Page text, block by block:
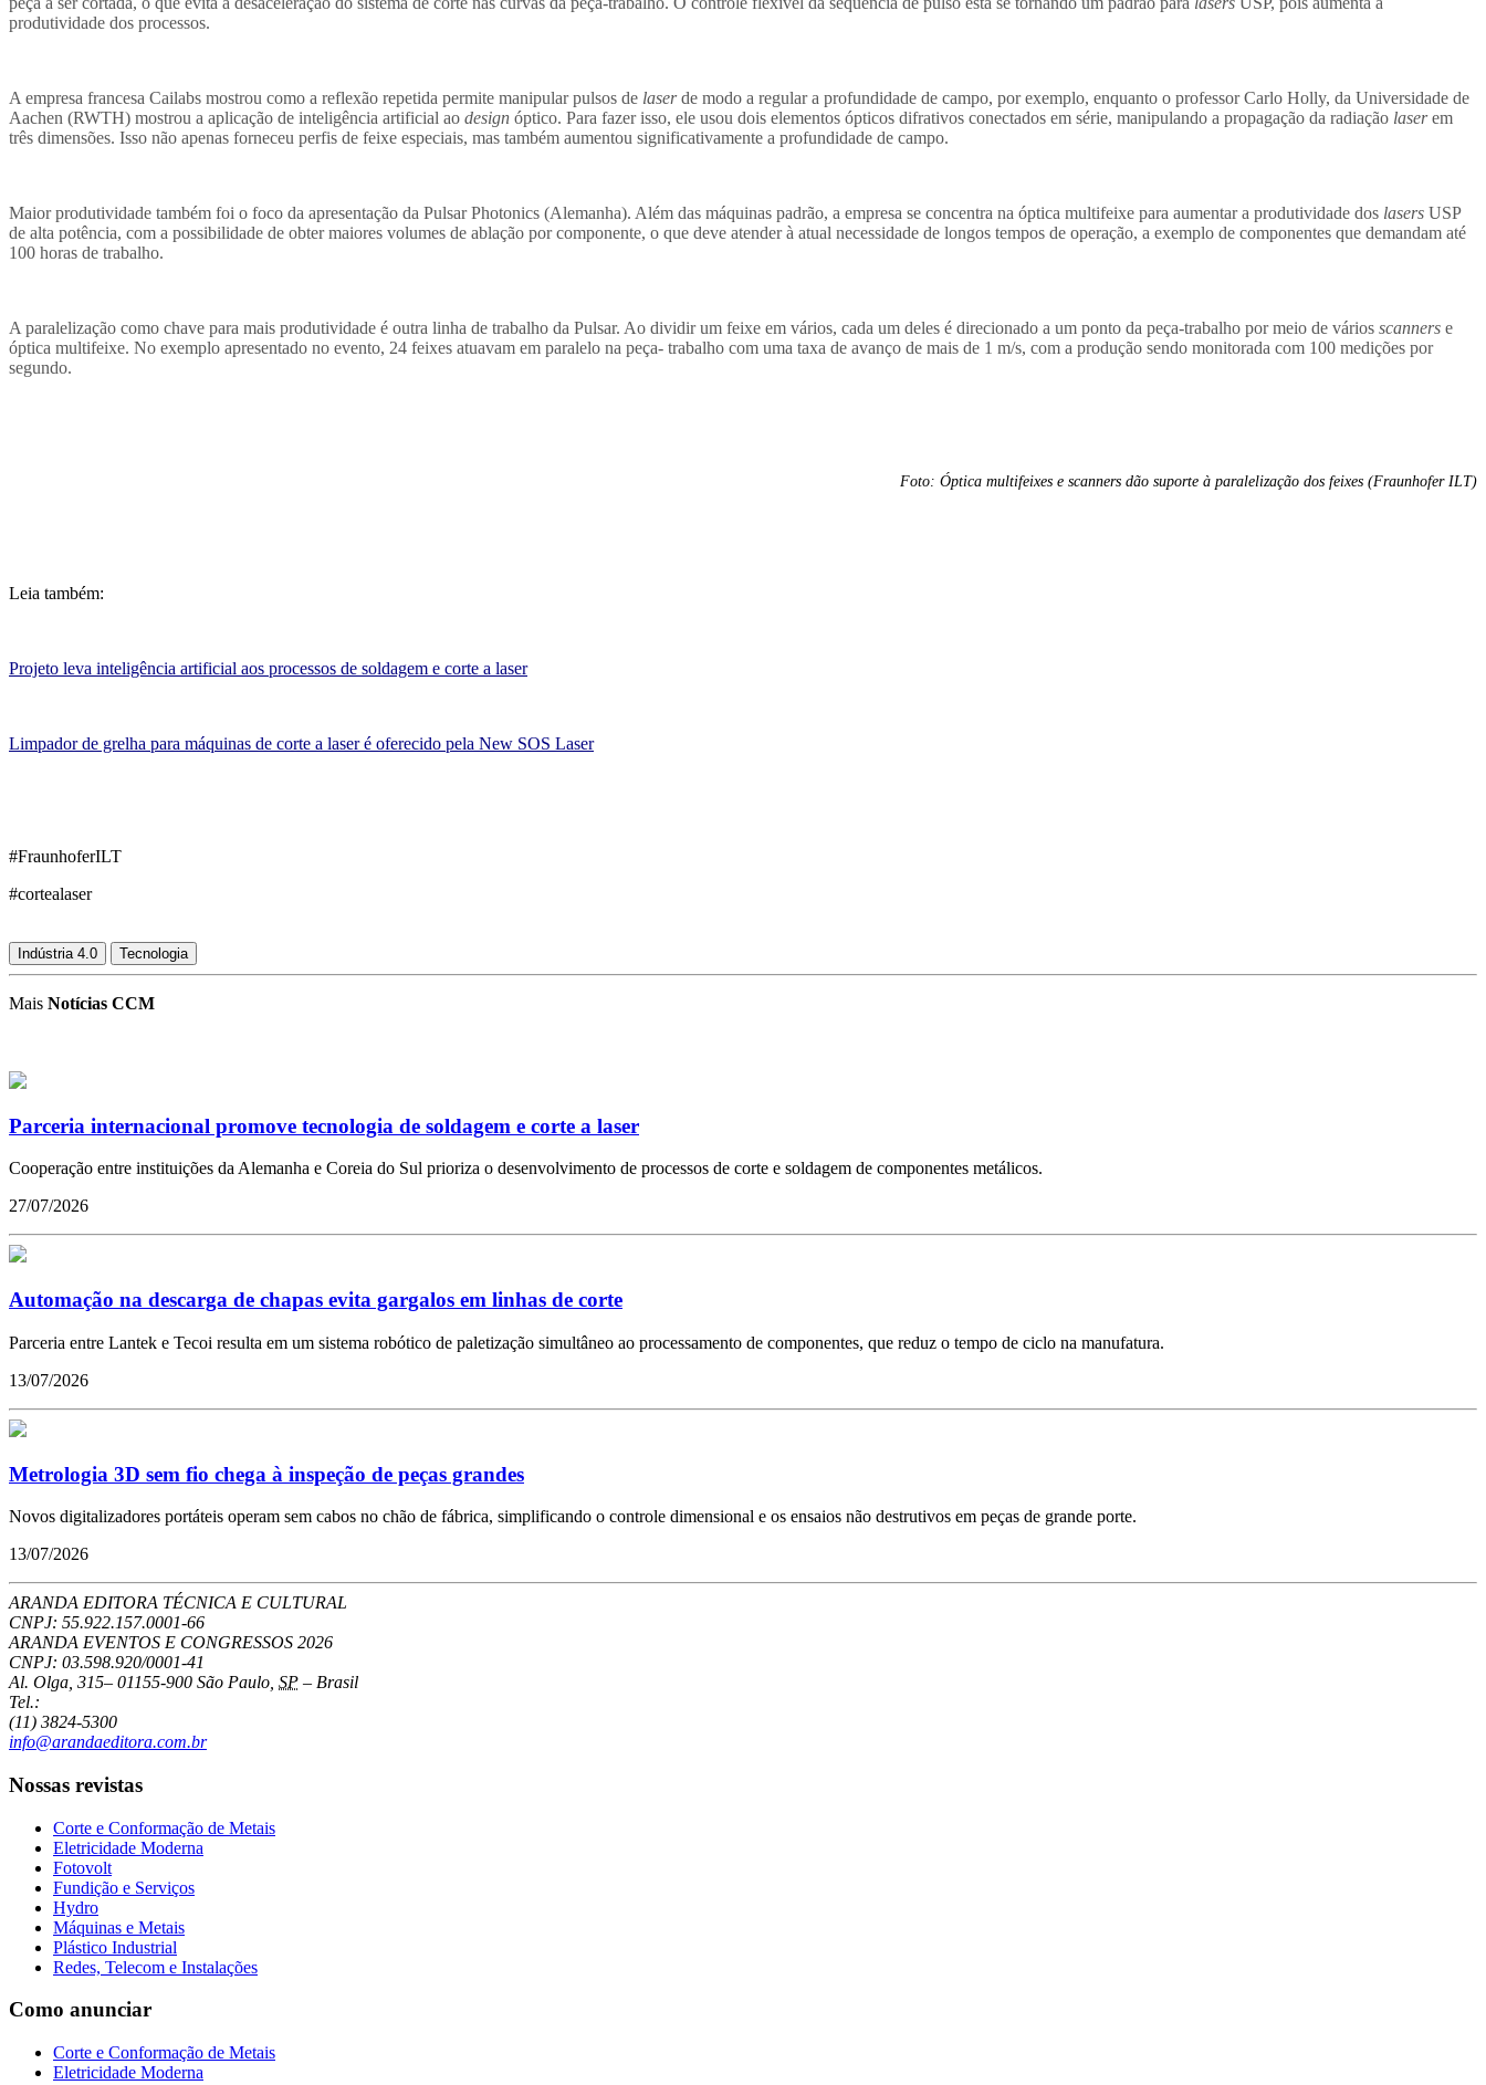
produtividade dos processos.
A empresa francesa Cailabs mostrou como a reflexão repetida permite manipular pulsos de laserde modo a regular a profundidade de campo, por exemplo, enquanto o professor Carlo Holly, da Universidade de
Aachen (RWTH) mostrou a aplicação de inteligência artificial ao design óptico. Para fazer isso, ele usou dois elementos ópticos difrativos conectados em série, manipulando a propagação da radiação laserem
três dimensões. Isso não apenas forneceu perfis de feixe especiais, mas também aumentou significativamente a profundidade de campo.
Maior produtividade também foi o foco da apresentação da Pulsar Photonics (Alemanha). Além das máquinas padrão, a empresa se concentra na óptica multifeixe para aumentar a produtividade dos lasers USP
de alta potência, com a possibilidade de obter maiores volumes de ablação por componente, o que deve atender à atual necessidade de longos tempos de operação, a exemplo de componentes que demandam até
100 horas de trabalho.
A paralelização como chave para mais produtividade é outra linha de trabalho da Pulsar. Ao dividir um feixe em vários, cada um deles é direcionado a um ponto da peça-trabalho por meio de vários scanners e
óptica multifeixe. No exemplo apresentado no evento, 24 feixes atuavam em paralelo na peça- trabalho com uma taxa de avanço de mais de 1 m/s, com a produção sendo monitorada com 100 medições por
segundo.
Foto: Óptica multifeixes e scanners dão suporte à paralelização dos feixes (Fraunhofer ILT)
Leia também:
Projeto leva inteligência artificial aos processos de soldagem e corte a laser
Limpador de grelha para máquinas de corte a laser é oferecido pela New SOS Laser
#FraunhoferILT
#cortealaser
Indústria 4.0 Tecnologia
Mais Notícias CCM
Parceria internacional promove tecnologia de soldagem e corte a laser
Cooperação entre instituições da Alemanha e Coreia do Sul prioriza o desenvolvimento de processos de corte e soldagem de componentes metálicos.
27/07/2026
Automação na descarga de chapas evita gargalos em linhas de corte
Parceria entre Lantek e Tecoi resulta em um sistema robótico de paletização simultâneo ao processamento de componentes, que reduz o tempo de ciclo na manufatura.
13/07/2026
Metrologia 3D sem fio chega à inspeção de peças grandes
Novos digitalizadores portáteis operam sem cabos no chão de fábrica, simplificando o controle dimensional e os ensaios não destrutivos em peças de grande porte.
13/07/2026
ARANDA EDITORA TÉCNICA E CULTURAL
CNPJ: 55.922.157.0001-66
ARANDA EVENTOS E CONGRESSOS 2026
CNPJ: 03.598.920/0001-41
Al. Olga, 315– 01155-900 São Paulo SP – Brasil
Tel.:
(11) 3824-5300
info@arandaeditora.com.br
Nossas revistas
Corte e Conformação de Metais
Eletricidade Moderna
Fotovolt
Fundição e Serviços
Hydro
Máquinas e Metais
Plástico Industrial
Redes, Telecom e Instalações
Como anunciar
Corte e Conformação de Metais
Eletricidade Moderna